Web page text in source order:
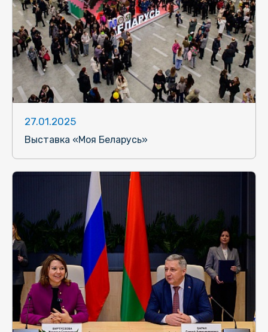
27.01.2025
Выставка «Моя Беларусь»